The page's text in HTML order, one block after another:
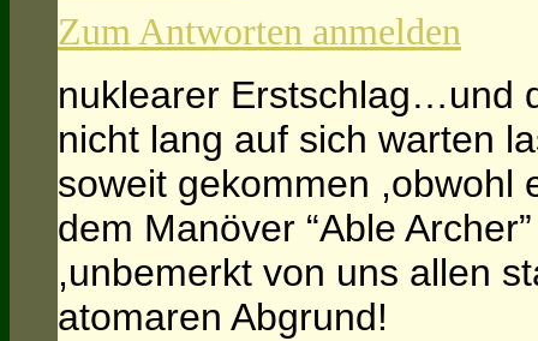
Zum Antworten anmelden
nuklearer Erstschlag…und
nicht lang auf sich warten
soweit gekommen ,obwohl
dem Manöver “Able
,unbemerkt von uns allen
atomaren Abgrund!